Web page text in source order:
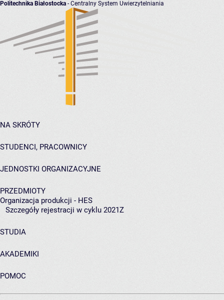
Politechnika Białostocka - Centralny System Uwierzytelniania
NA SKRÓTY
STUDENCI, PRACOWNICY
JEDNOSTKI ORGANIZACYJNE
PRZEDMIOTY
Organizacja produkcji - HES
Szczegóły rejestracji w cyklu 2021Z
STUDIA
AKADEMIKI
POMOC